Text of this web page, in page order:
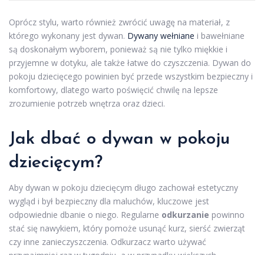
Oprócz stylu, warto również zwrócić uwagę na materiał, z
którego wykonany jest dywan. Dywany wełniane i bawełniane
są doskonałym wyborem, ponieważ są nie tylko miękkie i
przyjemne w dotyku, ale także łatwe do czyszczenia. Dywan do
pokoju dziecięcego powinien być przede wszystkim bezpieczny i
komfortowy, dlatego warto poświęcić chwilę na lepsze
zrozumienie potrzeb wnętrza oraz dzieci.
Jak dbać o dywan w pokoju
dziecięcym?
Aby dywan w pokoju dziecięcym długo zachował estetyczny
wygląd i był bezpieczny dla maluchów, kluczowe jest
odpowiednie dbanie o niego. Regularne odkurzanie powinno
stać się nawykiem, który pomoże usunąć kurz, sierść zwierząt
czy inne zanieczyszczenia. Odkurzacz warto używać